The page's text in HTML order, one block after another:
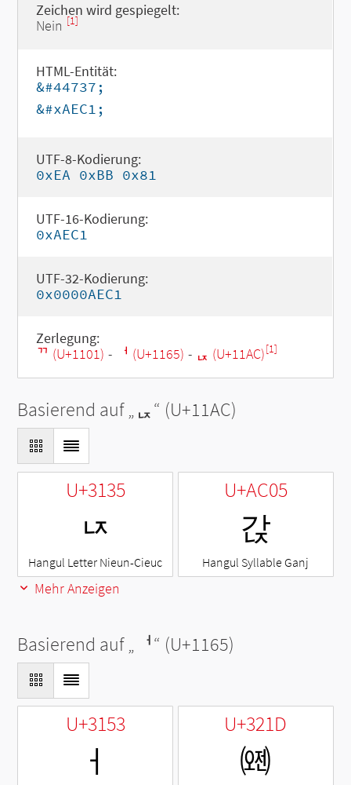
Zeichen wird gespiegelt:
Nein [1]
HTML-Entität:
&#44737;
&#xAEC1;
UTF-8-Kodierung:
0xEA 0xBB 0x81
UTF-16-Kodierung:
0xAEC1
UTF-32-Kodierung:
0x0000AEC1
Zerlegung:
ᄁ (U+1101) - ᅥ (U+1165) - ᆬ (U+11AC)[1]
Basierend auf „ᆬ“ (U+11AC)
U+3135
ㄵ
Hangul Letter Nieun-Cieuc
U+AC05
갅
Hangul Syllable Ganj
Mehr Anzeigen
Basierend auf „ ᅥ“ (U+1165)
U+3153
ㅓ
U+321D
㈝